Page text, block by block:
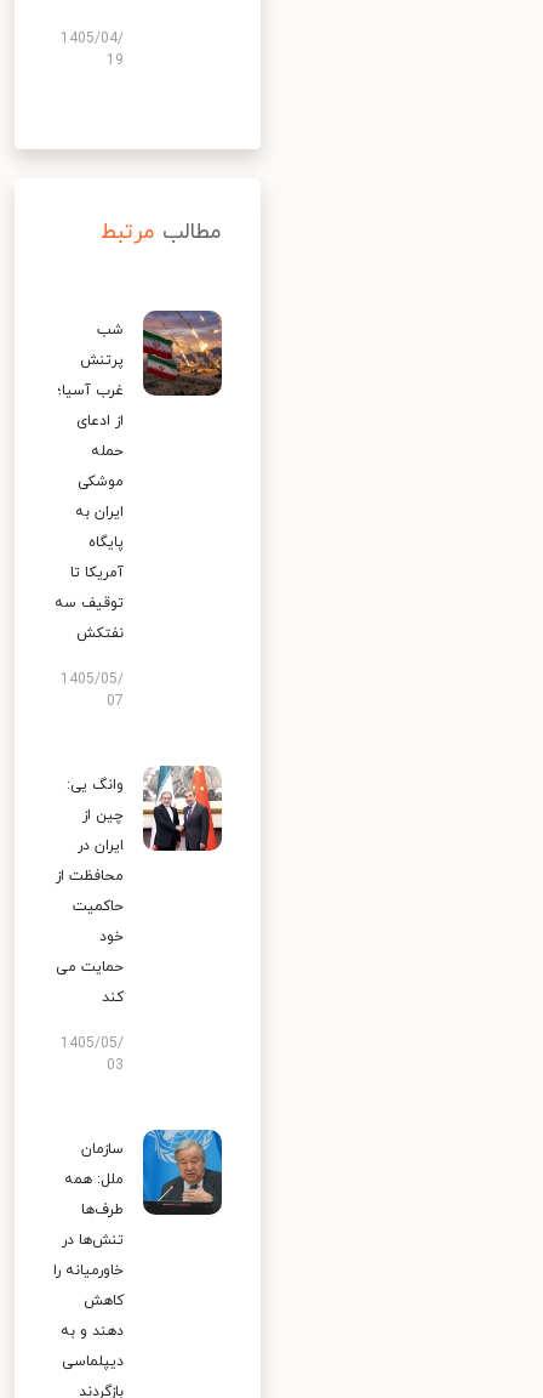
1405/04/
19
مطالب مرتبط
شب
پرتنش
غرب آسیا؛
از ادعای
حمله
موشکی
ایران به
پایگاه
آمریکا تا
توقیف سه
نفتکش
1405/05/
07
وانگ یی:
چین از
ایران در
محافظت از
حاکمیت
خود
حمایت می
کند
1405/05/
03
سازمان
ملل: همه
طرف‌ها
تنش‌ها در
خاورمیانه را
کاهش
دهند و به
دیپلماسی
بازگردند